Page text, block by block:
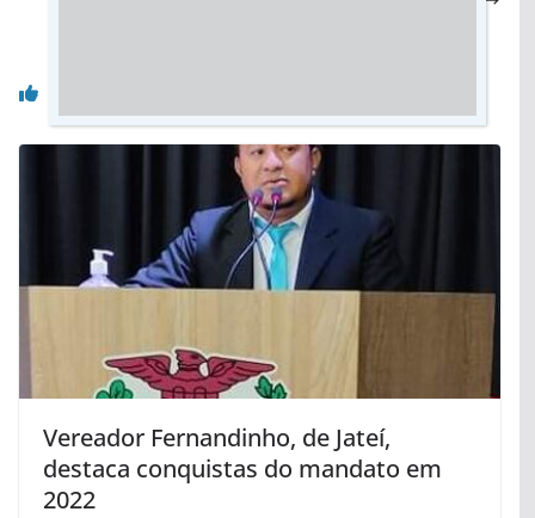
Vereador Fernandinho, de Jateí,
destaca conquistas do mandato em
2022